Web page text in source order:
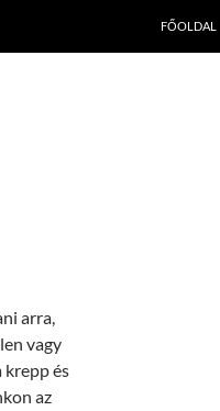
FŐOLDAL
arra,
vagy
krepp és
az